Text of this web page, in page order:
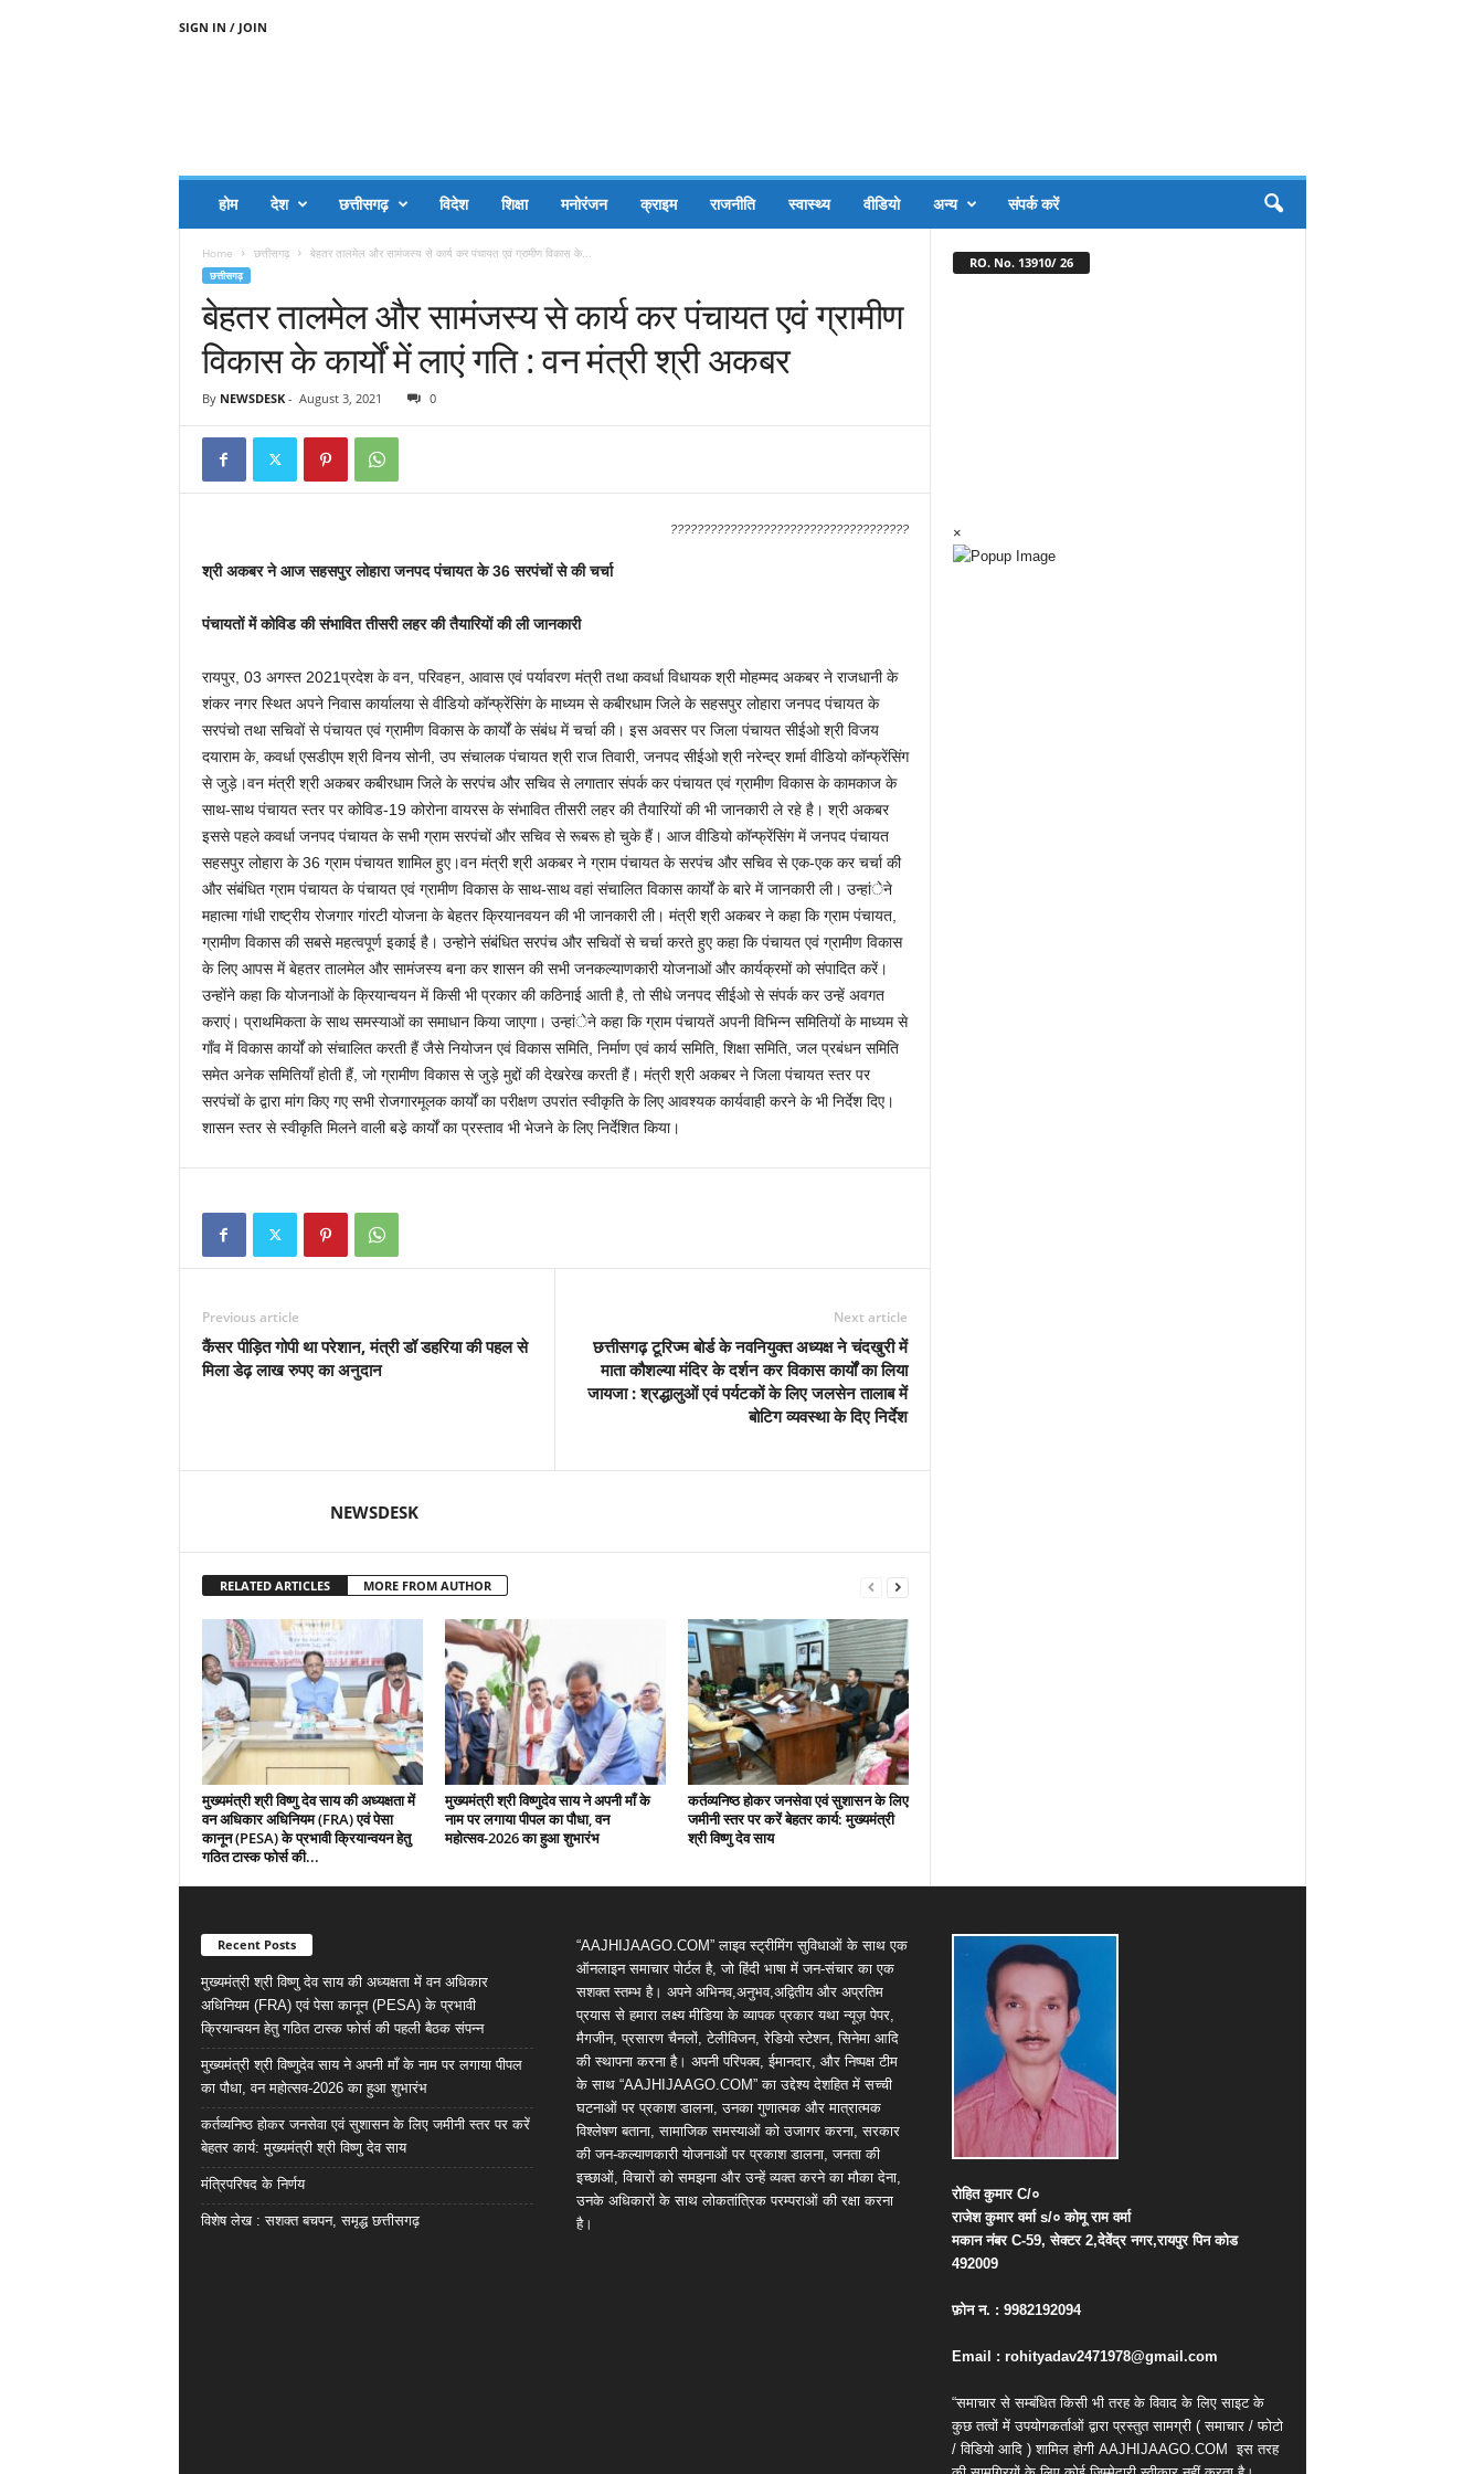
SIGN IN / JOIN
होम देश छत्तीसगढ़ विदेश शिक्षा मनोरंजन क्राइम राजनीति स्वास्थ्य वीडियो अन्य संपर्क करें
Home छत्तीसगढ़ बेहतर तालमेल और सामंजस्य से कार्य कर पंचायत एवं ग्रामीण विकास के...
छत्तीसगढ़
बेहतर तालमेल और सामंजस्य से कार्य कर पंचायत एवं ग्रामीण
विकास के कार्यों में लाएं गति : वन मंत्री श्री अकबर
By NEWSDESK- August 3, 2021 0
????????????????????????????????????
श्री अकबर ने आज सहसपुर लोहारा जनपद पंचायत के 36 सरपंचों से की चर्चा
पंचायतों में कोविड की संभावित तीसरी लहर की तैयारियों की ली जानकारी
रायपुर, 03 अगस्त 2021प्रदेश के वन, परिवहन, आवास एवं पर्यावरण मंत्री तथा कवर्धा विधायक श्री मोहम्मद अकबर ने राजधानी के
शंकर नगर स्थित अपने निवास कार्यालया से वीडियो कॉन्फ्रेंसिंग के माध्यम से कबीरधाम जिले के सहसपुर लोहारा जनपद पंचायत के
सरपंचो तथा सचिवों से पंचायत एवं ग्रामीण विकास के कार्यों के संबंध में चर्चा की। इस अवसर पर जिला पंचायत सीईओ श्री विजय
दयाराम के, कवर्धा एसडीएम श्री विनय सोनी, उप संचालक पंचायत श्री राज तिवारी, जनपद सीईओ श्री नरेन्द्र शर्मा वीडियो कॉन्फ्रेंसिंग
से जुड़े।वन मंत्री श्री अकबर कबीरधाम जिले के सरपंच और सचिव से लगातार संपर्क कर पंचायत एवं ग्रामीण विकास के कामकाज के
साथ-साथ पंचायत स्तर पर कोविड-19 कोरोना वायरस के संभावित तीसरी लहर की तैयारियों की भी जानकारी ले रहे है। श्री अकबर
इससे पहले कवर्धा जनपद पंचायत के सभी ग्राम सरपंचों और सचिव से रूबरू हो चुके हैं। आज वीडियो कॉन्फ्रेंसिंग में जनपद पंचायत
सहसपुर लोहारा के 36 ग्राम पंचायत शामिल हुए।वन मंत्री श्री अकबर ने ग्राम पंचायत के सरपंच और सचिव से एक-एक कर चर्चा की
और संबंधित ग्राम पंचायत के पंचायत एवं ग्रामीण विकास के साथ-साथ वहां संचालित विकास कार्यों के बारे में जानकारी ली। उन्हांेने
महात्मा गांधी राष्ट्रीय रोजगार गांरटी योजना के बेहतर क्रियानवयन की भी जानकारी ली। मंत्री श्री अकबर ने कहा कि ग्राम पंचायत,
ग्रामीण विकास की सबसे महत्वपूर्ण इकाई है। उन्होने संबंधित सरपंच और सचिवों से चर्चा करते हुए कहा कि पंचायत एवं ग्रामीण विकास
के लिए आपस में बेहतर तालमेल और सामंजस्य बना कर शासन की सभी जनकल्याणकारी योजनाओं और कार्यक्रमों को संपादित करें।
उन्होंने कहा कि योजनाओं के क्रियान्वयन में किसी भी प्रकार की कठिनाई आती है, तो सीधे जनपद सीईओ से संपर्क कर उन्हें अवगत
कराएं। प्राथमिकता के साथ समस्याओं का समाधान किया जाएगा। उन्हांेने कहा कि ग्राम पंचायतें अपनी विभिन्न समितियों के माध्यम से
गाँव में विकास कार्यों को संचालित करती हैं जैसे नियोजन एवं विकास समिति, निर्माण एवं कार्य समिति, शिक्षा समिति, जल प्रबंधन समिति
समेत अनेक समितियाँ होती हैं, जो ग्रामीण विकास से जुड़े मुद्दों की देखरेख करती हैं। मंत्री श्री अकबर ने जिला पंचायत स्तर पर
सरपंचों के द्वारा मांग किए गए सभी रोजगारमूलक कार्यों का परीक्षण उपरांत स्वीकृति के लिए आवश्यक कार्यवाही करने के भी निर्देश दिए।
शासन स्तर से स्वीकृति मिलने वाली बडे़ कार्यों का प्रस्ताव भी भेजने के लिए निर्देशित किया।
Previous article
कैंसर पीड़ित गोपी था परेशान, मंत्री डॉ डहरिया की पहल से
मिला डेढ़ लाख रुपए का अनुदान
Next article
छत्तीसगढ़ टूरिज्म बोर्ड के नवनियुक्त अध्यक्ष ने चंदखुरी में
माता कौशल्या मंदिर के दर्शन कर विकास कार्यों का लिया
जायजा : श्रद्धालुओं एवं पर्यटकों के लिए जलसेन तालाब में
बोटिग व्यवस्था के दिए निर्देश
NEWSDESK
RELATED ARTICLES MORE FROM AUTHOR
मुख्यमंत्री श्री विष्णु देव साय की अध्यक्षता में
वन अधिकार अधिनियम (FRA) एवं पेसा
कानून (PESA) के प्रभावी क्रियान्वयन हेतु
गठित टास्क फोर्स की...
मुख्यमंत्री श्री विष्णुदेव साय ने अपनी माँ के
नाम पर लगाया पीपल का पौधा, वन
महोत्सव-2026 का हुआ शुभारंभ
कर्तव्यनिष्ठ होकर जनसेवा एवं सुशासन के लिए
जमीनी स्तर पर करें बेहतर कार्य: मुख्यमंत्री
श्री विष्णु देव साय
RO. No. 13910/ 26
×
Recent Posts
मुख्यमंत्री श्री विष्णु देव साय की अध्यक्षता में वन अधिकार
अधिनियम (FRA) एवं पेसा कानून (PESA) के प्रभावी
क्रियान्वयन हेतु गठित टास्क फोर्स की पहली बैठक संपन्न
मुख्यमंत्री श्री विष्णुदेव साय ने अपनी माँ के नाम पर लगाया पीपल
का पौधा, वन महोत्सव-2026 का हुआ शुभारंभ
कर्तव्यनिष्ठ होकर जनसेवा एवं सुशासन के लिए जमीनी स्तर पर करें
बेहतर कार्य: मुख्यमंत्री श्री विष्णु देव साय
मंत्रिपरिषद के निर्णय
विशेष लेख : सशक्त बचपन, समृद्ध छत्तीसगढ़
“AAJHIJAAGO.COM” लाइव स्ट्रीमिंग सुविधाओं के साथ एक
ऑनलाइन समाचार पोर्टल है, जो हिंदी भाषा में जन-संचार का एक
सशक्त स्तम्भ है। अपने अभिनव,अनुभव,अद्वितीय और अप्रतिम
प्रयास से हमारा लक्ष्य मीडिया के व्यापक प्रकार यथा न्यूज़ पेपर,
मैगजीन, प्रसारण चैनलों, टेलीविजन, रेडियो स्टेशन, सिनेमा आदि
की स्थापना करना है। अपनी परिपक्व, ईमानदार, और निष्पक्ष टीम
के साथ “AAJHIJAAGO.COM” का उद्देश्य देशहित में सच्ची
घटनाओं पर प्रकाश डालना, उनका गुणात्मक और मात्रात्मक
विश्लेषण बताना, सामाजिक समस्याओं को उजागर करना, सरकार
की जन-कल्याणकारी योजनाओं पर प्रकाश डालना, जनता की
इच्छाओं, विचारों को समझना और उन्हें व्यक्त करने का मौका देना,
उनके अधिकारों के साथ लोकतांत्रिक परम्पराओं की रक्षा करना
है।
रोहित कुमारC/०
राजेश कुमार वर्माs/० कोमू राम वर्मा
मकान नंबरC-59,सेक्टर2,देवेंद्र नगर,रायपुर पिन कोड
492009
फ़ोन न. : 9982192094
Email : rohityadav2471978@gmail.com
“समाचार से सम्बंधित किसी भी तरह के विवाद के लिए साइट के
कुछ तत्वों में उपयोगकर्ताओं द्वारा प्रस्तुत सामग्री ( समाचार / फोटो
/ विडियो आदि ) शामिल होगी AAJHIJAAGO.COM इस तरह